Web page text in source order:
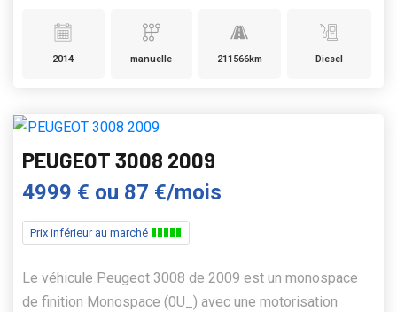
2014 manuelle 211566km Diesel
PEUGEOT 3008 2009
4999 € ou 87 €/mois
Prix inférieur au marché
Le véhicule Peugeot 3008 de 2009 est un monospace
de finition Monospace (0U_) avec une motorisation